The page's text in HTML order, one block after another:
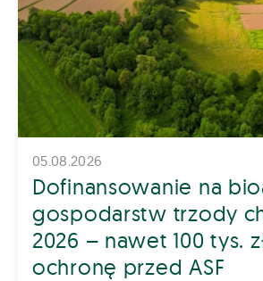
05.08.2026
Dofinansowanie na
gospodarstw trzody
2026 – nawet 100 tys.
ochronę przed ASF